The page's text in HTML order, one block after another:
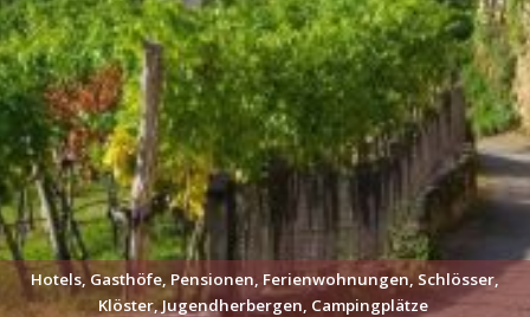
Hotels, Gasthöfe, Pensionen, Ferienwohnungen, Schlösser,
Klöster, Jugendherbergen, Campingplätze